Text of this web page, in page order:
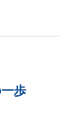
歩